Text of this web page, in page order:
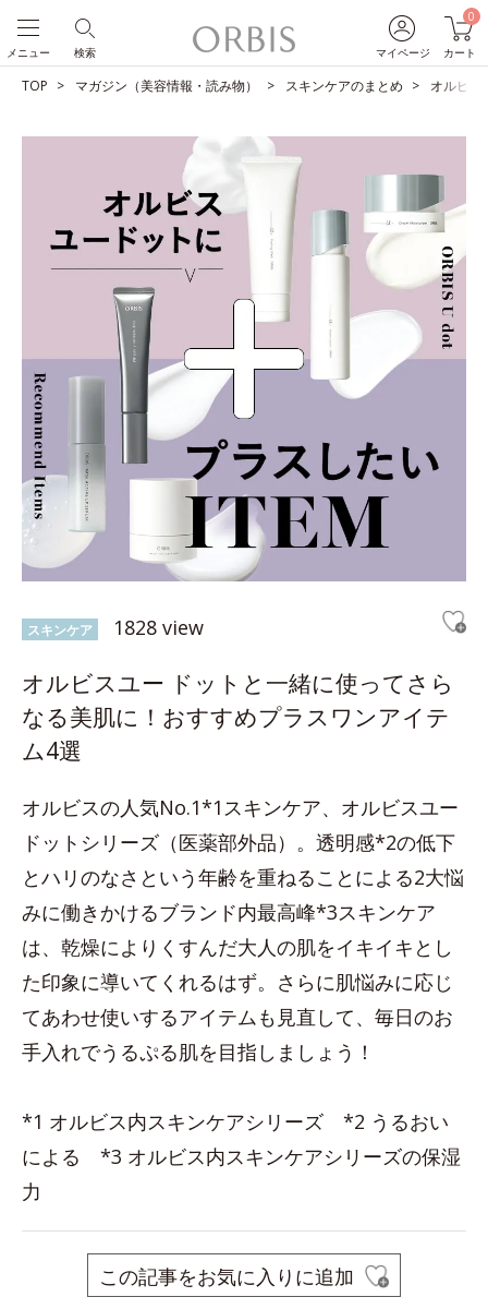
マイページ
0
カート
検索
メニュー
TOP マガジン（美容情報・読み物） スキンケアのまとめ オルビス
スキンケア 1828 view
オルビスユー ドットと一緒に使ってさら
なる美肌に！おすすめプラスワンアイテ
ム4選
オルビスの人気No.1*1スキンケア、オルビスユー
ドットシリーズ（医薬部外品）。透明感*2の低下
とハリのなさという年齢を重ねることによる2大悩
みに働きかけるブランド内最高峰*3スキンケア
は、乾燥によりくすんだ大人の肌をイキイキとし
た印象に導いてくれるはず。さらに肌悩みに応じ
てあわせ使いするアイテムも見直して、毎日のお
手入れでうるぷる肌を目指しましょう！
*1 オルビス内スキンケアシリーズ *2 うるおい
による *3 オルビス内スキンケアシリーズの保湿
力
この記事をお気に入りに追加